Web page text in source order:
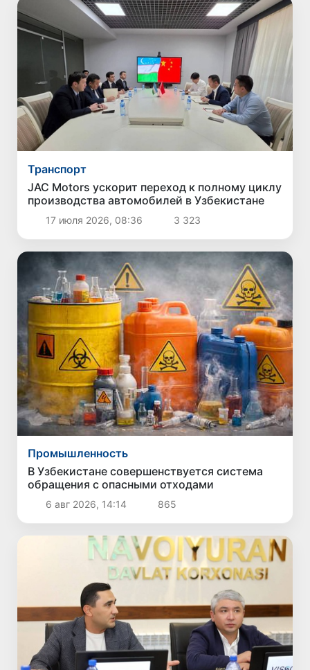
Транспорт
JAC Motors ускорит переход к полному циклу
производства автомобилей в Узбекистане
17 июля 2026, 08:36 3 323
Промышленность
В Узбекистане совершенствуется система
обращения с опасными отходами
6 авг 2026, 14:14 865